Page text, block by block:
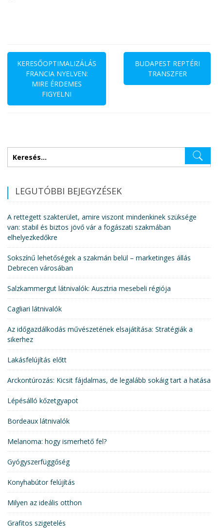
Bejegyzés
navigáció
KERESŐOPTIMALIZÁLÁS
FRANCIA NYELVEN:
MIRE ÉRDEMES
FIGYELNI
BUDAPEST REPTÉRI
TRANSZFER
LEGUTÓBBI BEJEGYZÉSEK
A rettegett szakterület, amire viszont mindenkinek szüksége
van: stabil és biztos jövő vár a fogászati szakmában
elhelyezkedőkre
Sokszínű lehetőségek a szakmán belül – marketinges állás
Debrecen városában
Salzkammergut látnivalók: Ausztria mesebeli régiója
Cagliari látnivalók
Az időgazdálkodás művészetének elsajátítása: Stratégiák a
sikerhez
Lakásfelújítás előtt
Arckontúrozás: Kicsit fájdalmas, de legalább sokáig tart a hatása
Lépésálló kőzetgyapot
Bordeaux látnivalók
Melanoma: hogy ismerhető fel?
Gyógyszerfüggőség
Konyhabútor felújítás
Milyen az ideális otthon
Grafitos szigetelés